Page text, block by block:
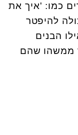
כמו: 'איך את
להיפטר
הבנים
ממשהו שהם